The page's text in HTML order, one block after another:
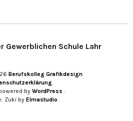
Gewerblichen Schule Lahr
Berufskolleg Grafikdesign
by WordPress
Zuki by Elmastudio